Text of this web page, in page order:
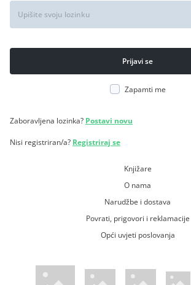
Zapamti me
Zaboravljena lozinka? Postavi novu
Nisi registriran/a? Registriraj se
Knjižare
O nama
Narudžbe i dostava
Povrati, prigovori i reklamacije
Opći uvjeti poslovanja
WsPay web stranicaMaestro web stranicaMastercard web